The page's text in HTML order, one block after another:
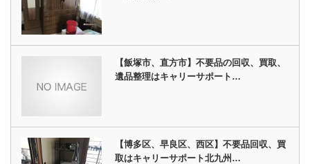
【飯塚市、直方市】不要品の回収、買取、
遺品整理はキャリーサポート…
【博多区、早良区、西区】不要品回収、買
取はキャリーサポート北九州…